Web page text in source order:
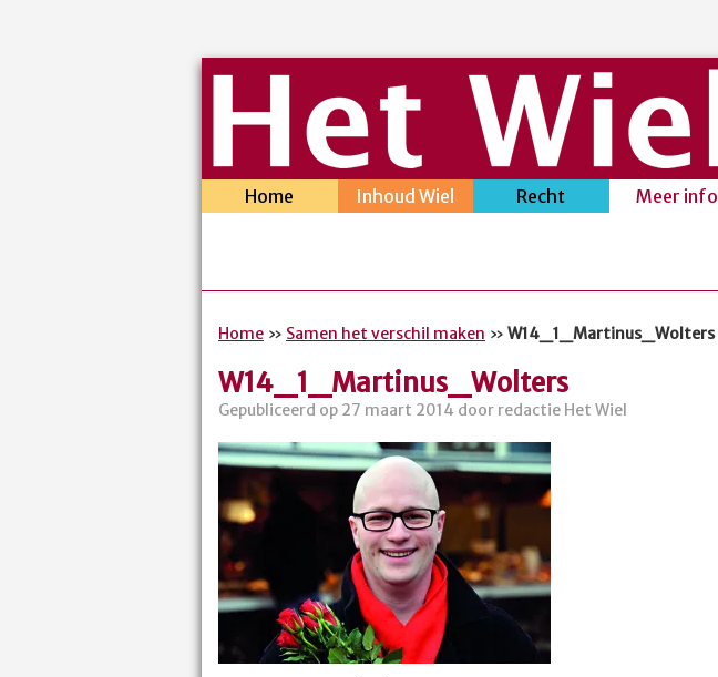
Home Inhoud Wiel Recht Meer info
Home » Samen het verschil maken » W14_1_Martinus_Wolters
W14_1_Martinus_Wolters
Gepubliceerd op 27 maart 2014 door redactie Het Wiel